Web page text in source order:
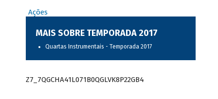
Ações
MAIS SOBRE TEMPORADA 2017
Quartas Instrumentais - Temporada 2017
Z7_7QGCHA41L071B0QGLVK8P22GB4